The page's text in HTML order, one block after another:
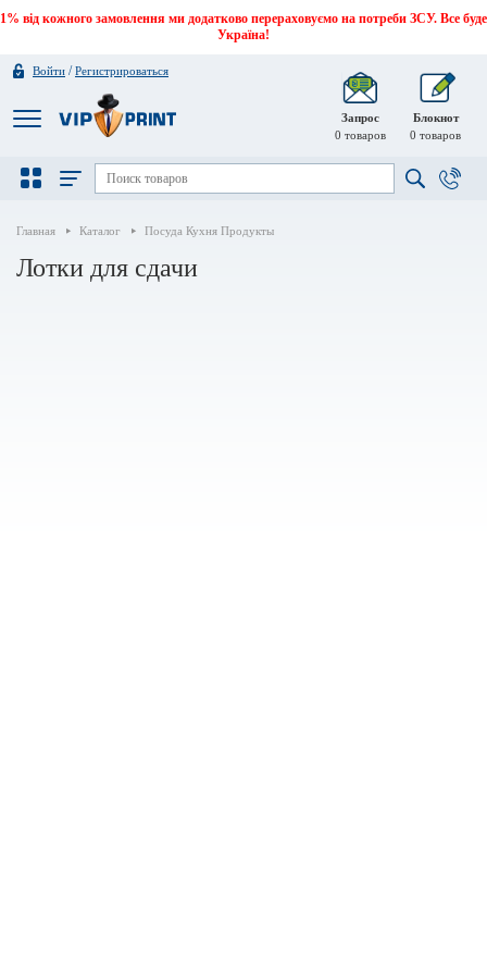
1% від кожного замовлення ми додатково перераховуємо на потреби ЗСУ. Все буде
Україна!
Войти /Регистрироваться
Запрос
0 товаров
Блокнот
0 товаров
Главная Каталог Посуда Кухня Продукты
Лотки для сдачи